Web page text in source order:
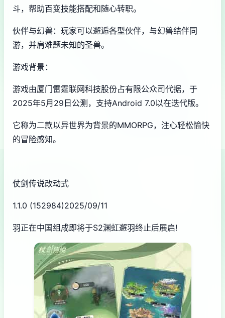
斗，帮助百变技能搭配和随心转职。
伙伴与幻兽：玩家可以邂逅各型伙伴，与幻兽结伴同
游，并肩难题未知的圣兽。
游戏背景：
游戏由厦门雷霆联网科技股份占有限公众司代据，于
2025年5月29日公测，支持Android 7.0以在迭代版。
它称为二款以异世界为背景的MMORPG，注心轻松愉快
的冒险感知。
仗剑传说改动式
1.1.0 (152984)2025/09/11
羽正在中国组成即将于S2渊虹邂羽终止后展启!